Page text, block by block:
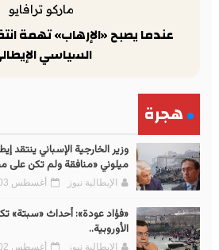
ماركو ترافايو
عندما يصبح «الإرهاب» تهمة
السياسي
هجرة
وزير الخارجية الإسباني ينتقد
ميلوني «منافقة ولم تكن على
الإيطالية نيوز أغسطس 03, 2026
«فؤاد عودة»: أحداث «سبتة»
الأوروبية..
الإيطالية نيوز أغسطس 02, 2026